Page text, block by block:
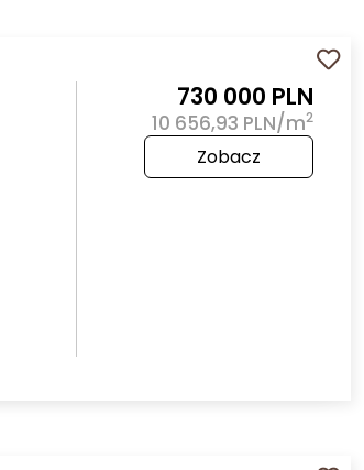
730 000 PLN
10 656,93 PLN/m2
Zobacz